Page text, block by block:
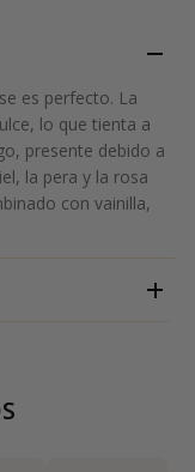
es perfecto. La
lo que tienta a
presente debido a
la pera y la rosa
con vainilla,